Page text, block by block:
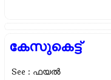
കേസുകെട്ട്
See : ഫയല്‍